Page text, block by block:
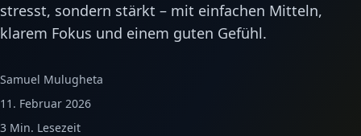
stresst, sondern stärkt – mit einfachen Mitteln,
klarem Fokus und einem guten Gefühl.
Samuel Mulugheta
11. Februar 2026
3 Min. Lesezeit